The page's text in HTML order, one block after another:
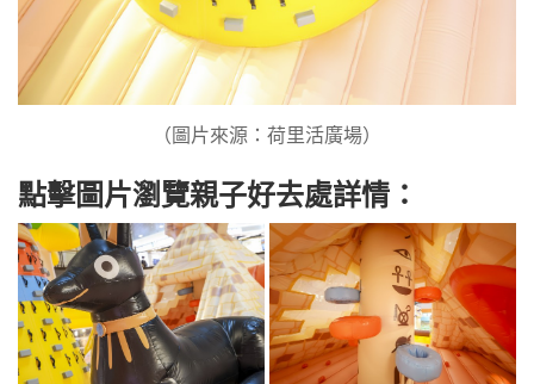
（圖片來源：荷里活廣場）
點擊圖片瀏覽親子好去處詳情：